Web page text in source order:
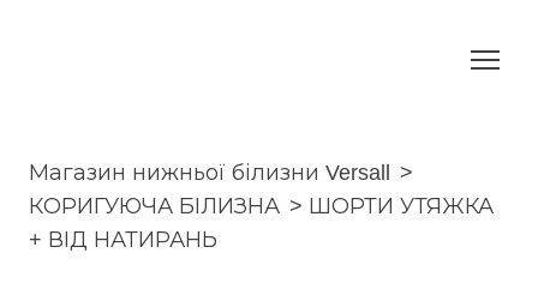
Магазин нижньої білизни Versall
КОРИГУЮЧА БІЛИЗНА
ШОРТИ УТЯЖКА
+ ВІД НАТИРАНЬ